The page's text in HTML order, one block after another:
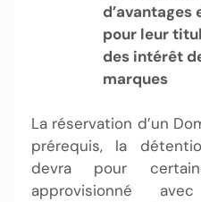
d’avantages
pour leur
des intérêt
marques
La réservation d’un
prérequis, la
devra pour
approvisionné